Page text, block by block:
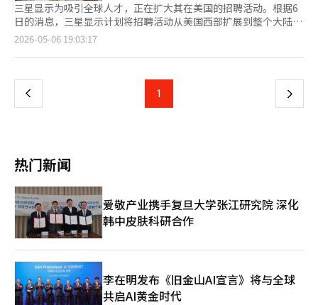
三星显示为吸引全球人才，正在扩大其在美国的招聘活动。根据6
日的消息，三星显示计划将招聘活动从美国西部扩展到整个大陆，
管理层将亲自与学生会面，介绍公司的愿景。5日，三星显示在洛
才，分享公司愿景和组织文化。此次活动与世界信息显示学会
生。李周亨副总裁在活动中以“AI与OLED的结合，开启新界
面”为主题发表演讲，邀请参与者加入下一代技术创新的旅程。商
生们不仅了解了公司文化，还获得了个性化的职业咨询。接下来，
三星显示将于7日在旧金山圣何塞启动巡回招聘会，6月将在芝加
哥、波士顿、亚特兰大等地举行，计划邀请数十名博士级人才。李
周亨副总裁表示：“在快速变化的AI时代，创新的关键在
于‘人’。希望优秀人才能与三星显示一起引领未来。”此外，三
星显示每年10月在日本也举办由主要管理层主持的科技论坛，继续
进行广泛的全球招聘活动。自2022年以来，已有数百名优秀人才
参与了三星显示的招聘活动。※ 本报道经人工智能（AI）系统翻译
与编辑。
2026-05-06 19:03:17
上
页
1 下
热门新闻
爱敬产业携手复旦大学张江研究院 深化
韩中皮肤科研合作
李在明发布《旧金山AI宣言》将与全球
共启AI黄金时代